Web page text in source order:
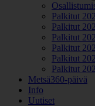
Palkitut
Palkitut
Palkitut
Palkitut
Palkitut
Palkitut
Metsä360-päivä
Info
Uutiset